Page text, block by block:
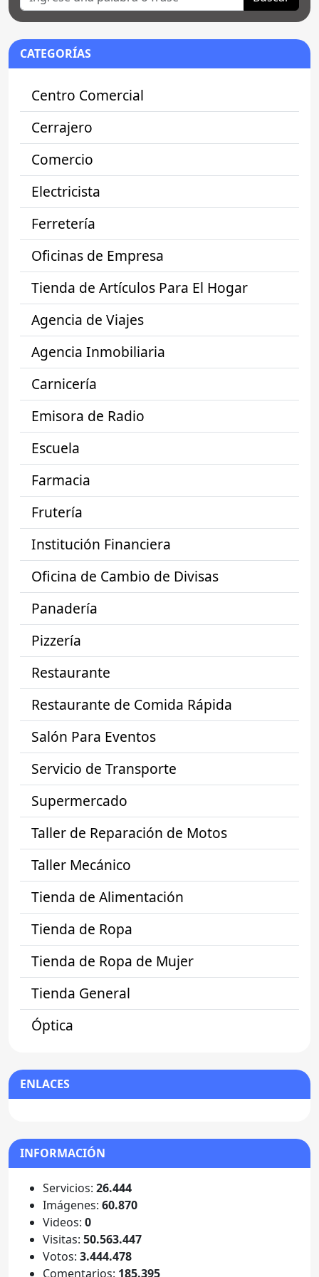
CATEGORÍAS
Centro Comercial
Cerrajero
Comercio
Electricista
Ferretería
Oficinas de Empresa
Tienda de Artículos Para El Hogar
Agencia de Viajes
Agencia Inmobiliaria
Carnicería
Emisora de Radio
Escuela
Farmacia
Frutería
Institución Financiera
Oficina de Cambio de Divisas
Panadería
Pizzería
Restaurante
Restaurante de Comida Rápida
Salón Para Eventos
Servicio de Transporte
Supermercado
Taller de Reparación de Motos
Taller Mecánico
Tienda de Alimentación
Tienda de Ropa
Tienda de Ropa de Mujer
Tienda General
Óptica
ENLACES
INFORMACIÓN
Servicios: 26.444
Imágenes: 60.870
Videos: 0
Visitas: 50.563.447
Votos: 3.444.478
Comentarios: 185.395